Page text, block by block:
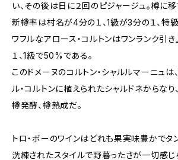
い、その後は日に２回のピジャージュ。樽に移
新樽率は村名が4分の１、1級が3分の１、特
ワフルなアロース・コルトンはワンランク引
１、1級で50%である。
このドメーヌのコルトン・シャルルマーニュは
ル・コルトンに植えられたシャルドネからな
樽発酵、樽熟成だ。
トロ・ボーのワインはどれも果実味豊かでタ
洗練されたスタイルで野暮ったさが一切感じ